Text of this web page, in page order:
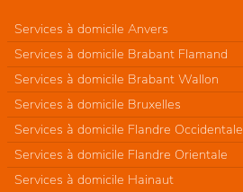
Services à domicile Anvers
Services à domicile Brabant Flamand
Services à domicile Brabant Wallon
Services à domicile Bruxelles
Services à domicile Flandre Occidentale
Services à domicile Flandre Orientale
Services à domicile Hainaut